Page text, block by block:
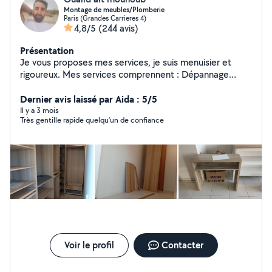
Montage de meubles/Plomberie
Paris (Grandes Carrieres 4)
4,8/5 (244 avis)
Présentation
Je vous proposes mes services, je suis menuisier et
rigoureux. Mes services comprennent : Dépannage
Petit Bricolages Le Nettoyage à domicile Le Nettoyage
après chantier Disponible N'hésitez pas pas à me
contacter pour plus d'information.
Dernier avis laissé par Aida : 5/5
Il y a 3 mois
Très gentille rapide quelqu’un de confiance
Voir le profil Contacter